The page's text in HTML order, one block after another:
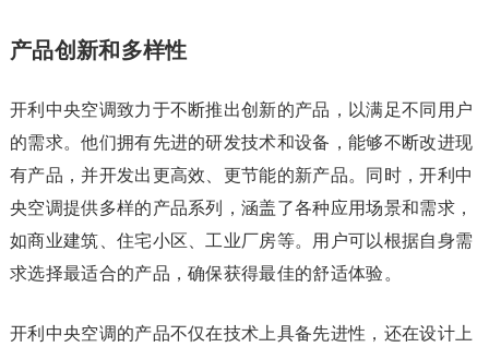
产品创新和多样性
开利中央空调致力于不断推出创新的产品，以满足不同用户
的需求。他们拥有先进的研发技术和设备，能够不断改进现
有产品，并开发出更高效、更节能的新产品。同时，开利中
央空调提供多样的产品系列，涵盖了各种应用场景和需求，
如商业建筑、住宅小区、工业厂房等。用户可以根据自身需
求选择最适合的产品，确保获得最佳的舒适体验。
开利中央空调的产品不仅在技术上具备先进性，还在设计上